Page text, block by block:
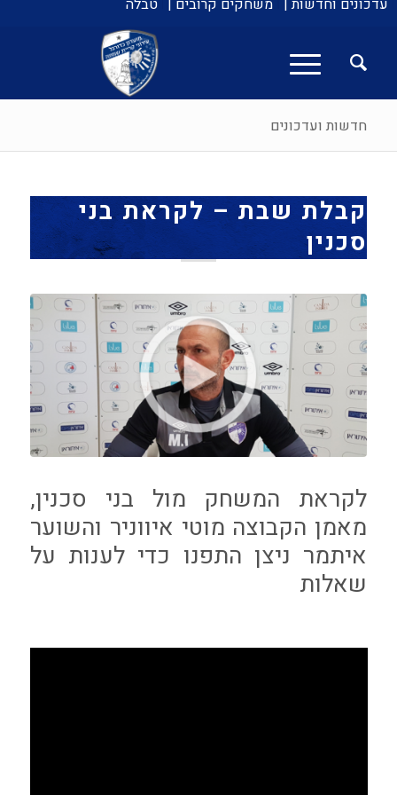
עדכונים וחדשות | משחקים קרובים | טבלה
חדשות ועדכונים
קבלת שבת – לקראת בני
סכנין
לקראת המשחק מול בני סכנין,
מאמן הקבוצה מוטי איווניר והשוער
איתמר ניצן התפנו כדי לענות על
שאלות